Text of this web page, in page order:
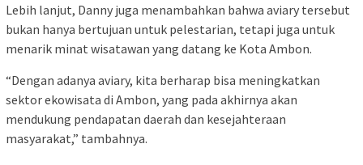
Lebih lanjut, Danny juga menambahkan bahwa aviary tersebut
bukan hanya bertujuan untuk pelestarian, tetapi juga untuk
menarik minat wisatawan yang datang ke Kota Ambon.
“Dengan adanya aviary, kita berharap bisa meningkatkan
sektor ekowisata di Ambon, yang pada akhirnya akan
mendukung pendapatan daerah dan kesejahteraan
masyarakat,” tambahnya.